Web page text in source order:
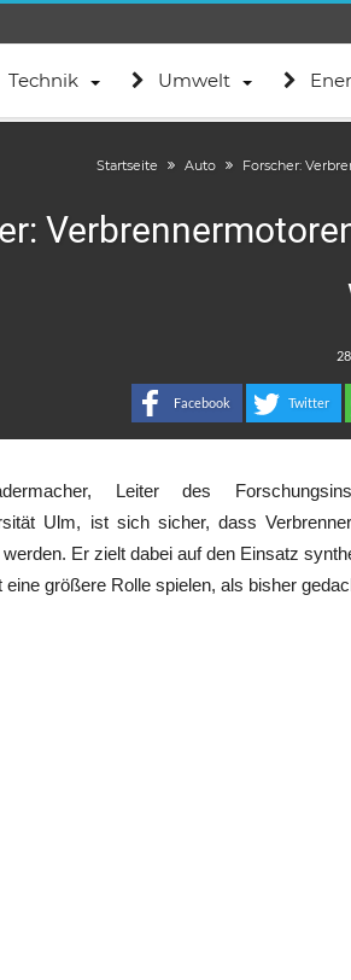
Technik Umwelt
Startseite Auto Forscher:
Facebook Twitter
Leiter des
Ulm, ist sich sicher, dass
Er zielt dabei auf den Einsatz
größere Rolle spielen, als bisher